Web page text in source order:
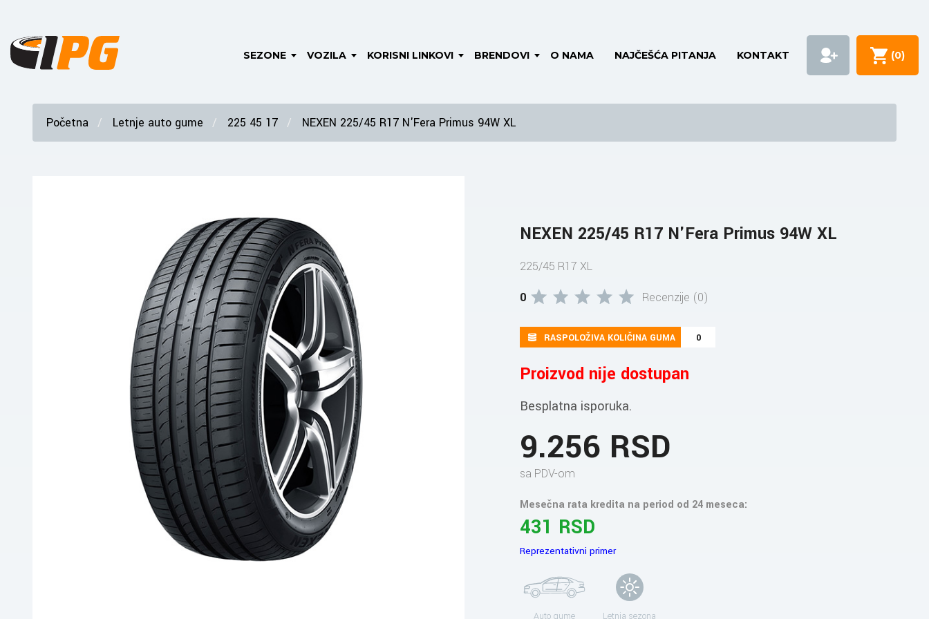
SEZONE VOZILA KORISNI LINKOVI BRENDOVI O NAMA NAJČEŠĆA PITANJA KONTAKT (0)
Početna Letnje auto gume 225 45 17 NEXEN 225/45 R17 N'Fera Primus 94W XL
NEXEN 225/45 R17 N'Fera Primus 94W XL
225/45 R17 XL
0
Recenzije (0)
RASPOLOŽIVA KOLIČINA GUMA 0
Proizvod nije dostupan
Besplatna isporuka.
9.256 RSD
sa PDV-om
Mesečna rata kredita na period od 24 meseca:
431 RSD
Reprezentativni primer
Auto gume Letnja sezona